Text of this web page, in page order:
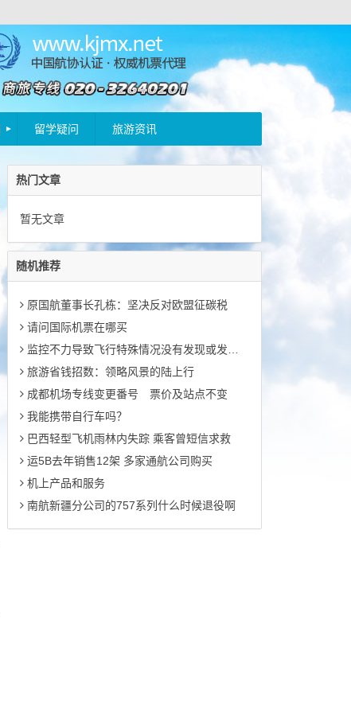
留学疑问 旅游资讯
热门文章
暂无文章
随机推荐
原国航董事长孔栋：坚决反对欧盟征碳税
请问国际机票在哪买
监控不力导致飞行特殊情况没有发现或发现过晚
旅游省钱招数：领略风景的陆上行
成都机场专线变更番号 票价及站点不变
我能携带自行车吗？
巴西轻型飞机雨林内失踪 乘客曾短信求救
运5B去年销售12架 多家通航公司购买
机上产品和服务
南航新疆分公司的757系列什么时候退役啊